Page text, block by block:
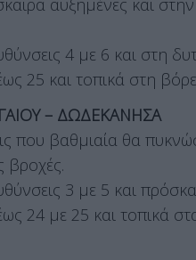
αυξημένες και
4 με 6 και στη
25 και τοπικά στη
– ΔΩΔΕΚΑΝΗΣΑ
που βαθμιαία θα
βροχές.
3 με 5 και
24 με 25 και τοπικά